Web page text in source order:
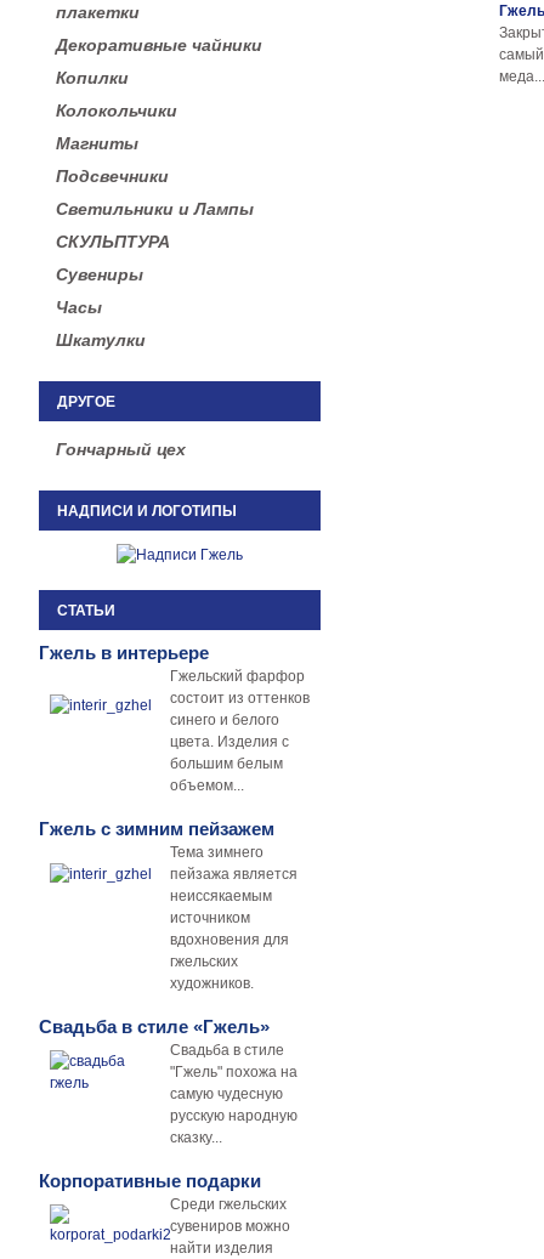
плакетки
Декоративные чайники
Копилки
Колокольчики
Магниты
Подсвечники
Светильники и Лампы
СКУЛЬПТУРА
Сувениры
Часы
Шкатулки
ДРУГОЕ
Гончарный цех
НАДПИСИ И ЛОГОТИПЫ
СТАТЬИ
Гжель в интерьере
Гжельский фарфор
состоит из оттенков
синего и белого
цвета. Изделия с
большим белым
объемом...
Гжель с зимним пейзажем
Тема зимнего
пейзажа является
неиссякаемым
источником
вдохновения для
гжельских
художников.
Свадьба в стиле «Гжель»
Свадьба в стиле
"Гжель" похожа на
самую чудесную
русскую народную
сказку...
Корпоративные подарки
Среди гжельских
сувениров можно
найти изделия
Гжель
меда...